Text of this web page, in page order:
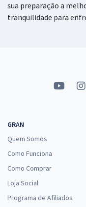
sua preparação a
tranquilidade para
GRAN
Quem Somos
Como Funciona
Como Comprar
Loja Social
Programa de Afiliados